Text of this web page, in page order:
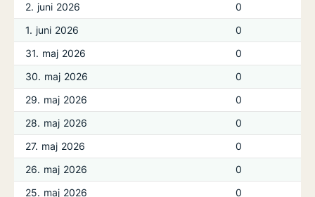
2. juni 2026
0
1. juni 2026
0
31. maj 2026
0
30. maj 2026
0
29. maj 2026
0
28. maj 2026
0
27. maj 2026
0
26. maj 2026
0
25. maj 2026
0